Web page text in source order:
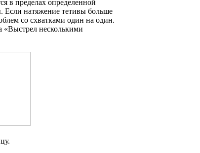
в пределах определенной
Если натяжение тетивы больше
со схватками один на один.
«Выстрел несколькими